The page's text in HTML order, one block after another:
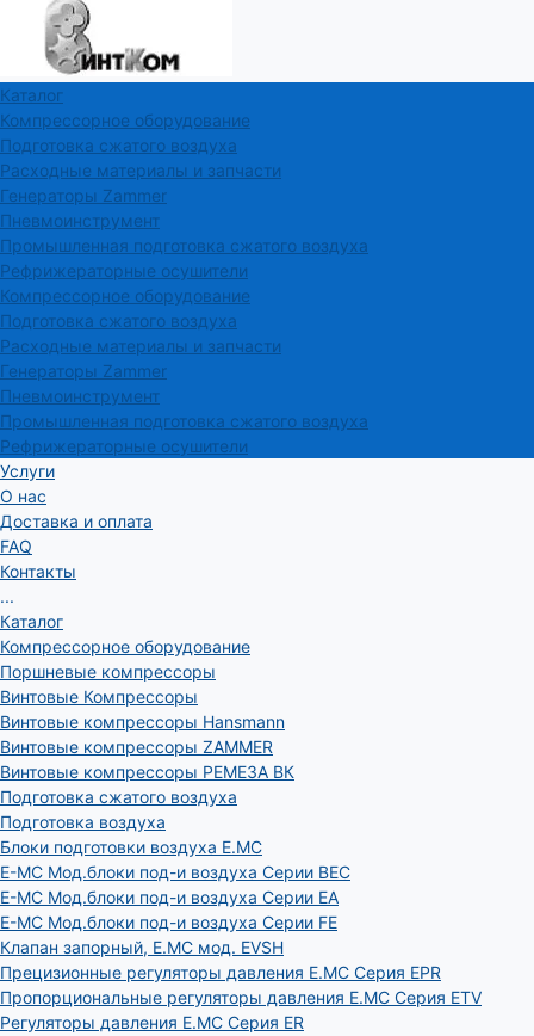
Каталог
Компрессорное оборудование
Подготовка сжатого воздуха
Расходные материалы и запчасти
Генераторы Zammer
Пневмоинструмент
Промышленная подготовка сжатого воздуха
Рефрижераторные осушители
Компрессорное оборудование
Подготовка сжатого воздуха
Расходные материалы и запчасти
Генераторы Zammer
Пневмоинструмент
Промышленная подготовка сжатого воздуха
Рефрижераторные осушители
Услуги
О нас
Доставка и оплата
FAQ
Контакты
...
Каталог
Компрессорное оборудование
Поршневые компрессоры
Винтовые Компрессоры
Винтовые компрессоры Hansmann
Винтовые компрессоры ZAMMER
Винтовые компрессоры РЕМЕЗА ВК
Подготовка сжатого воздуха
Подготовка воздуха
Блоки подготовки воздуха E.MC
E-MC Мод.блоки под-и воздуха Серии BEC
E-MC Мод.блоки под-и воздуха Серии EA
E-MC Мод.блоки под-и воздуха Серии FE
Клапан запорный, E.MC мод. EVSH
Прецизионные регуляторы давления E.MC Серия EPR
Пропорциональные регуляторы давления E.MC Серия ETV
Регуляторы давления E.MC Серия ER